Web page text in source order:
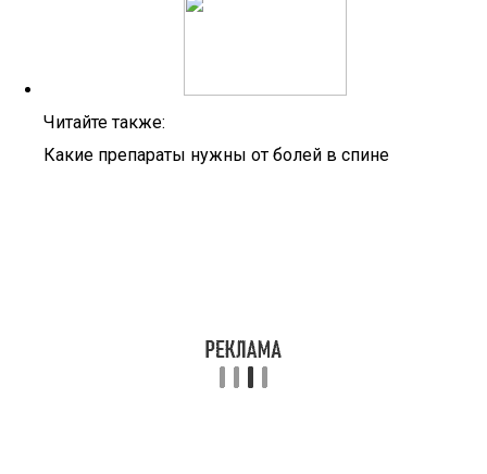
Читайте также:
Какие препараты нужны от болей в спине